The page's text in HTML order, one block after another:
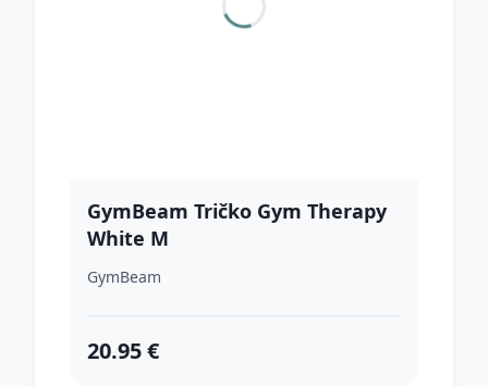
GymBeam Tričko Gym Therapy
White M
GymBeam
20.95 €